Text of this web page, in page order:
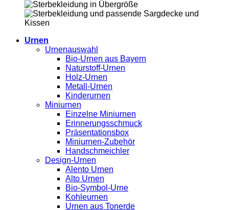
Urnen
Urnenauswahl
Bio-Urnen aus Bayern
Naturstoff-Urnen
Holz-Urnen
Metall-Urnen
Kinderurnen
Miniurnen
Einzelne Miniurnen
Erinnerungsschmuck
Präsentationsbox
Miniurnen-Zubehör
Handschmeichler
Design-Urnen
Alento Urnen
Alto Urnen
Bio-Symbol-Urne
Kohleurnen
Urnen aus Tonerde